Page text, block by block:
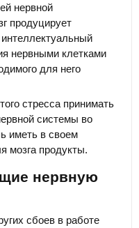
нервной
продуцирует
нервными клетками
для него
стресса принимать
системы во
иметь в своем
мозга продукты.
нервную
сбоев в работе